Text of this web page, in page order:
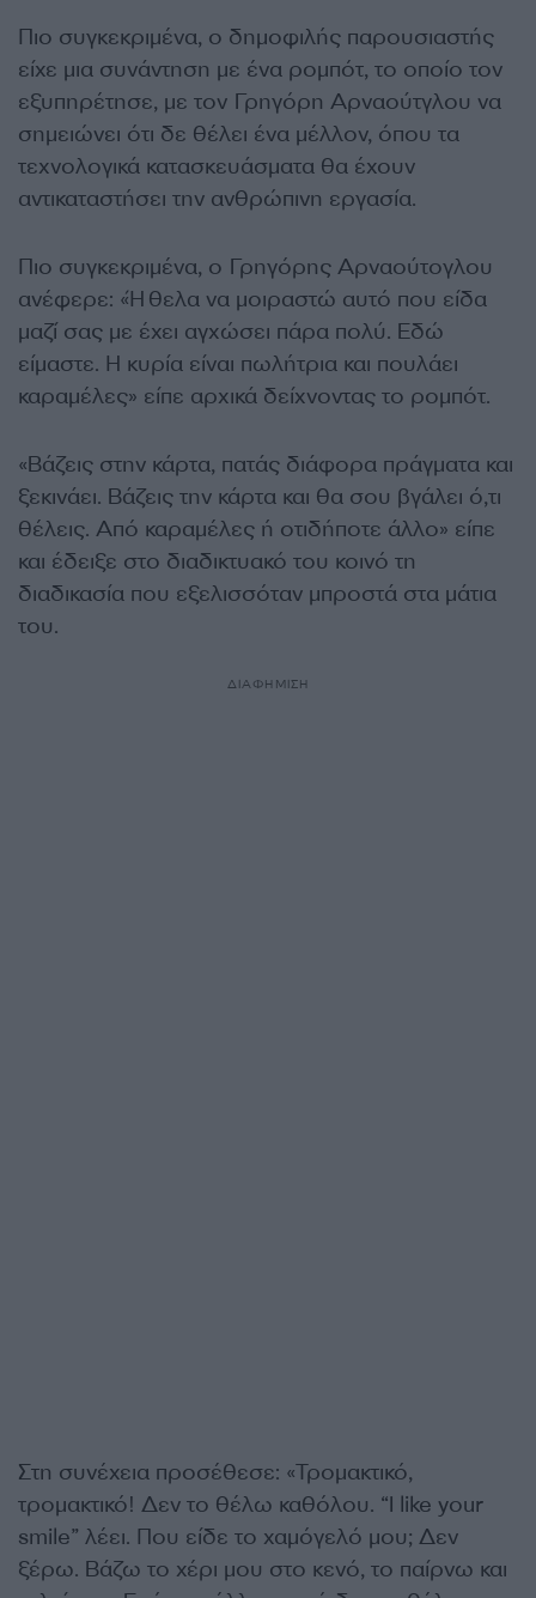
Πιο συγκεκριμένα, ο δημοφιλής παρουσιαστής
είχε μια συνάντηση με ένα ρομπότ, το οποίο τον
εξυπηρέτησε, με τον Γρηγόρη Αρναούτγλου να
σημειώνει ότι δε θέλει ένα μέλλον, όπου τα
τεχνολογικά κατασκευάσματα θα έχουν
αντικαταστήσει την ανθρώπινη εργασία.
Πιο συγκεκριμένα, ο Γρηγόρης Αρναούτογλου
ανέφερε: «Ήθελα να μοιραστώ αυτό που είδα
μαζί σας με έχει αγχώσει πάρα πολύ. Εδώ
είμαστε. Η κυρία είναι πωλήτρια και πουλάει
καραμέλες» είπε αρχικά δείχνοντας το ρομπότ.
«Βάζεις στην κάρτα, πατάς διάφορα πράγματα και
ξεκινάει. Βάζεις την κάρτα και θα σου βγάλει ό,τι
θέλεις. Από καραμέλες ή οτιδήποτε άλλο» είπε
και έδειξε στο διαδικτυακό του κοινό τη
διαδικασία που εξελισσόταν μπροστά στα μάτια
του.
ΔΙΑΦΗΜΙΣΗ
Στη συνέχεια προσέθεσε: «Τρομακτικό,
τρομακτικό! Δεν το θέλω καθόλου. “I like your
smile” λέει. Που είδε το χαμόγελό μου; Δεν
ξέρω. Βάζω το χέρι μου στο κενό, το παίρνω και